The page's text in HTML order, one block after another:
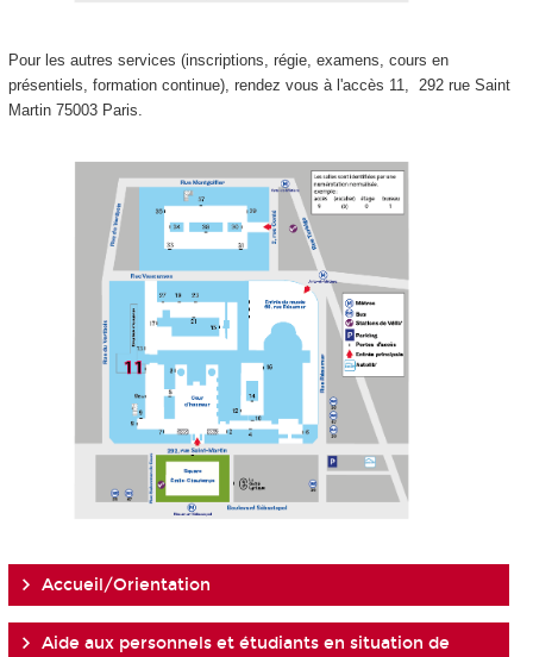
Pour les autres services (inscriptions, régie, examens, cours en
présentiels, formation continue), rendez vous à l'accès 11, 292 rue Saint
Martin 75003 Paris.
Accueil/Orientation
Aide aux personnels et étudiants en situation de